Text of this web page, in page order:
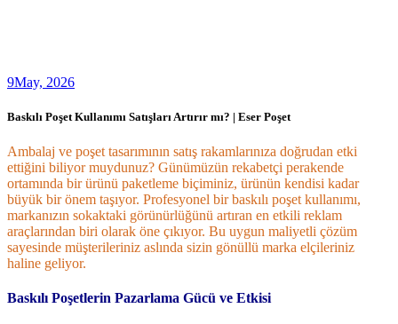
9May, 2026
Baskılı Poşet Kullanımı Satışları Artırır mı? | Eser Poşet
Ambalaj ve poşet tasarımının satış rakamlarınıza doğrudan etki
ettiğini biliyor muydunuz? Günümüzün rekabetçi perakende
ortamında bir ürünü paketleme biçiminiz, ürünün kendisi kadar
büyük bir önem taşıyor. Profesyonel bir baskılı poşet kullanımı,
markanızın sokaktaki görünürlüğünü artıran en etkili reklam
araçlarından biri olarak öne çıkıyor. Bu uygun maliyetli çözüm
sayesinde müşterileriniz aslında sizin gönüllü marka elçileriniz
haline geliyor.
Baskılı Poşetlerin Pazarlama Gücü ve Etkisi